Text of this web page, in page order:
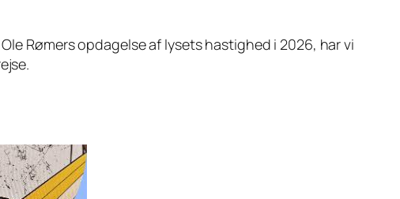
Rømers opdagelse af lysets hastighed i 2026, har vi